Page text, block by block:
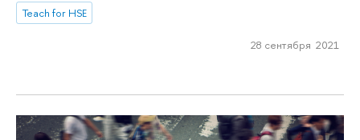
Teach for HSE
28 сентября 2021